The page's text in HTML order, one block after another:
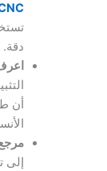
دقة.
أن
إلى